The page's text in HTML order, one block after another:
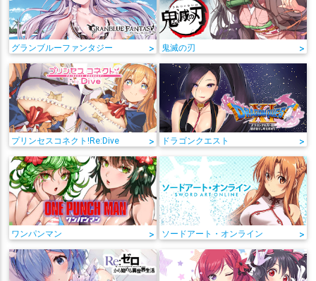
グランブルーファンタジー > 鬼滅の刃 >
プリンセスコネクト!Re:Dive > ドラゴンクエスト >
ワンパンマン > ソードアート・オンライン >